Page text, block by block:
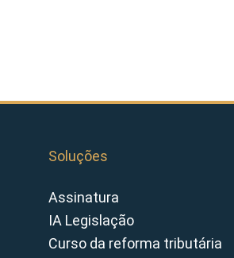
Soluções
Assinatura
IA Legislação
Curso da reforma tributária